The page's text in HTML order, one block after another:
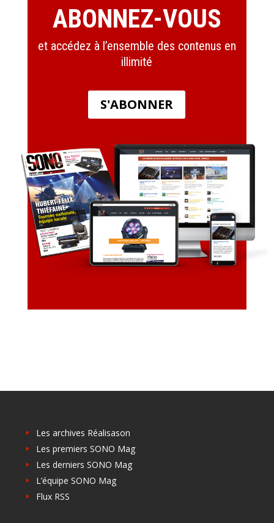
ABONNEZ-VOUS
et accédez à l’ensemble des contenus en
illimité
S'ABONNER
Les archives Réalisason
Les premiers SONO Mag
Les derniers SONO Mag
L’équipe SONO Mag
Flux RSS